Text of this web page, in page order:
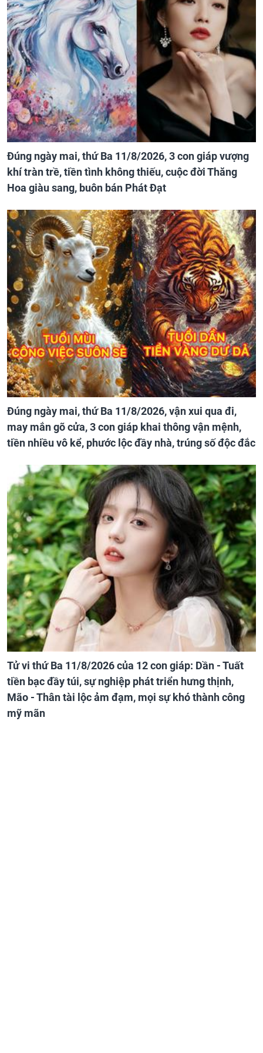
Đúng ngày mai, thứ Ba 11/8/2026, 3 con giáp vượng
khí tràn trề, tiền tình không thiếu, cuộc đời Thăng
Hoa giàu sang, buôn bán Phát Đạt
Đúng ngày mai, thứ Ba 11/8/2026, vận xui qua đi,
may mắn gõ cửa, 3 con giáp khai thông vận mệnh,
tiền nhiều vô kể, phước lộc đầy nhà, trúng số độc đắc
Tử vi thứ Ba 11/8/2026 của 12 con giáp: Dần - Tuất
tiền bạc đầy túi, sự nghiệp phát triển hưng thịnh,
Mão - Thân tài lộc ảm đạm, mọi sự khó thành công
mỹ mãn